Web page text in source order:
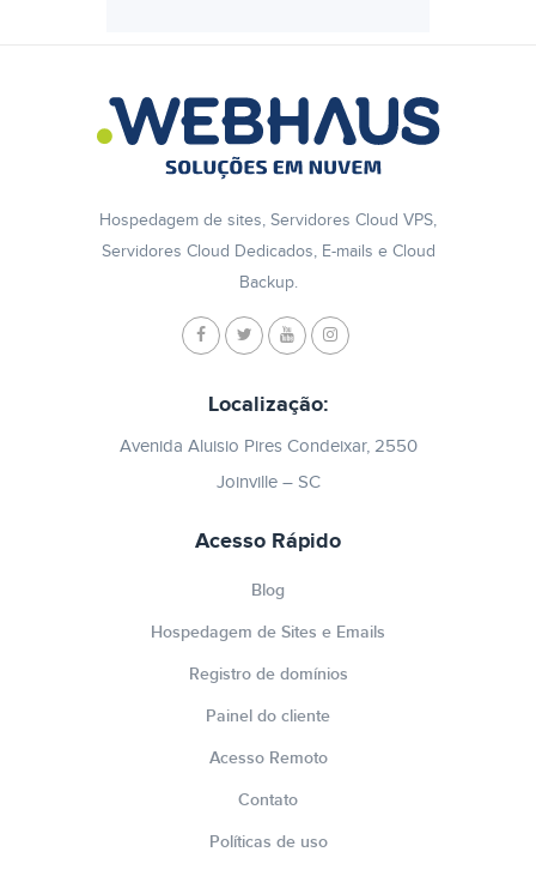
Hospedagem de sites, Servidores Cloud VPS,
Servidores Cloud Dedicados, E-mails e Cloud
Backup.
Localização:
Avenida Aluisio Pires Condeixar, 2550
Joinville – SC
Acesso Rápido
Blog
Hospedagem de Sites e Emails
Registro de domínios
Painel do cliente
Acesso Remoto
Contato
Políticas de uso